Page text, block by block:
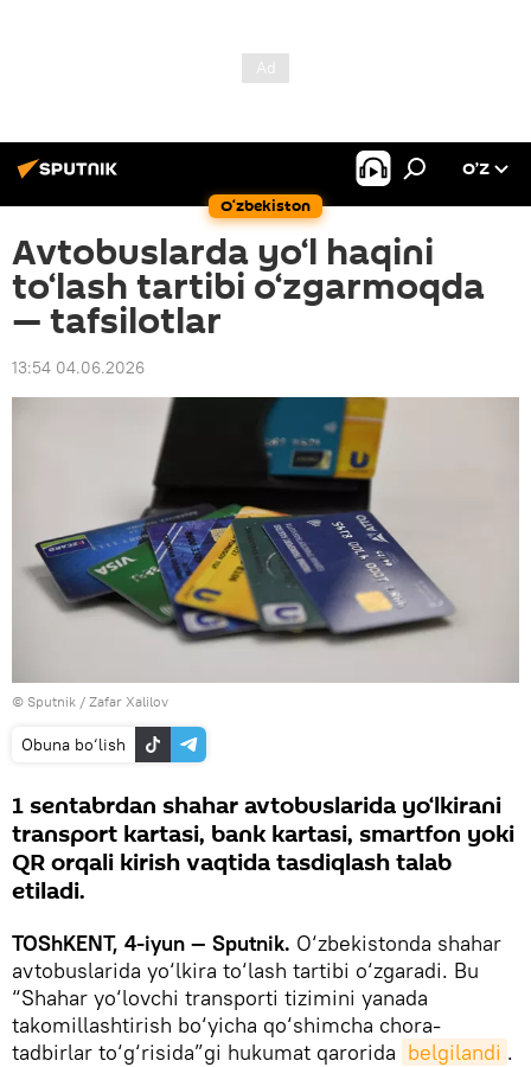
O‘zbekiston
O’Z
Avtobuslarda yo‘l haqini
to‘lash tartibi o‘zgarmoqda
— tafsilotlar
13:54 04.06.2026
© Sputnik / Zafar Xalilov
Obuna bo‘lish
1 sentabrdan shahar avtobuslarida yo‘lkirani
transport kartasi, bank kartasi, smartfon yoki
QR orqali kirish vaqtida tasdiqlash talab
etiladi.
TOShKENT, 4-iyun — Sputnik. O‘zbekistonda shahar
avtobuslarida yo‘lkira to‘lash tartibi o‘zgaradi. Bu
“Shahar yo‘lovchi transporti tizimini yanada
takomillashtirish bo‘yicha qo‘shimcha chora-
tadbirlar to‘g‘risida”gi hukumat qarorida belgilandi .